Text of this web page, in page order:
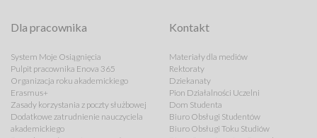
Dla pracownika
System Moje Osiągnięcia
Pulpit pracownika Enova 365
Organizacja roku akademickiego
Erasmus+
Zasady korzystania z poczty służbowej
Dodatkowe zatrudnienie nauczyciela
akademickiego
Kontakt
Materiały dla mediów
Rektoraty
Dziekanaty
Pion Działalności Uczelni
Dom Studenta
Biuro Obsługi Studentów
Biuro Obsługi Toku Studiów